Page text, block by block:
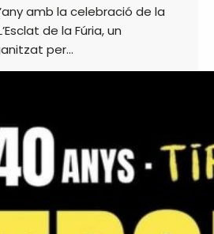
amb la celebració de la
de la Fúria, un
per…